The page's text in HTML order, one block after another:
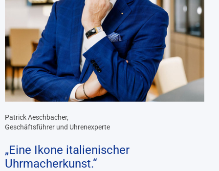
Patrick Aeschbacher,
Geschäftsführer und Uhrenexperte
„Eine Ikone italienischer
Uhrmacherkunst.“